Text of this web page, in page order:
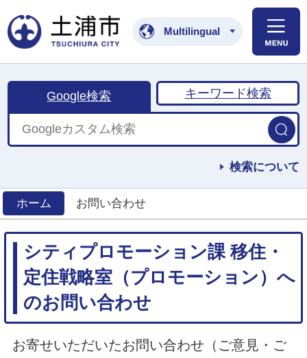
土浦市公式ホームペ
Multilingual
Google検索 キーワード検索
検索について
ホーム
お問い合わせ
シティプロモーション課 移住・
定住戦略室（プロモーション）へ
のお問い合わせ
お寄せいただいたお問い合わせ（ご意見・ご